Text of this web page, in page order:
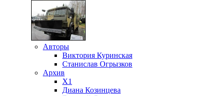
Авторы
Виктория Куринская
Станислав Огрызков
Архив
X1
Диана Козинцева